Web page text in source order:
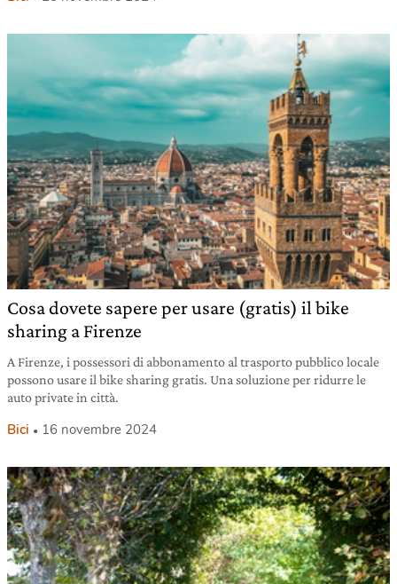
Cosa dovete sapere per usare (gratis) il bike
sharing a Firenze
A Firenze, i possessori di abbonamento al trasporto pubblico locale
possono usare il bike sharing gratis. Una soluzione per ridurre le
auto private in città.
Bici 16 novembre 2024